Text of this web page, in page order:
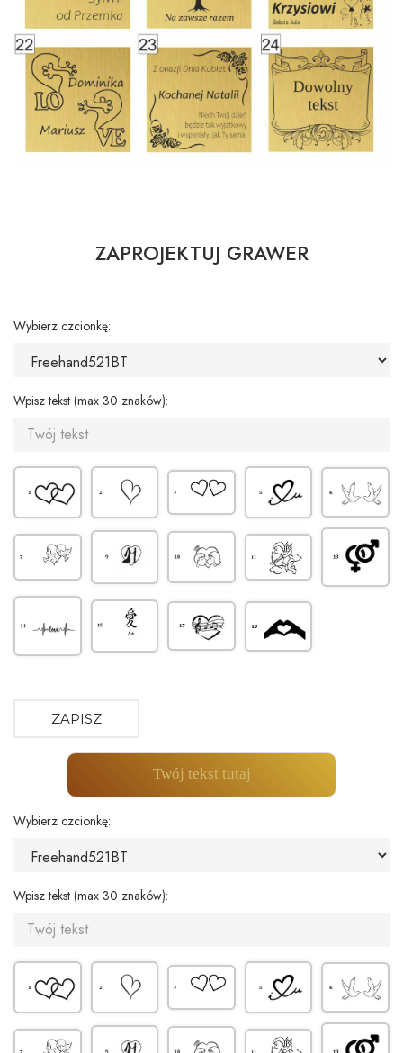
ZAPROJEKTUJ GRAWER
Wybierz czcionkę:
Wpisz tekst (max 30 znaków):
ZAPISZ
Twój tekst tutaj
Wybierz czcionkę:
Wpisz tekst (max 30 znaków):